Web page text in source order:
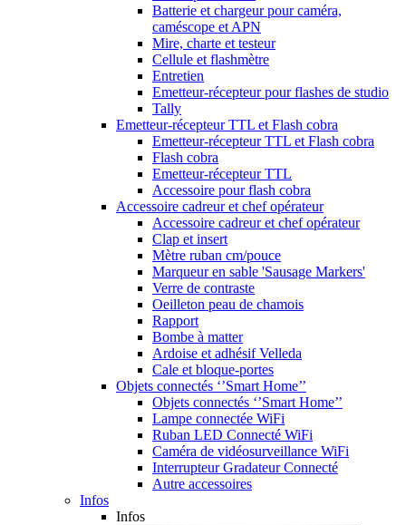
Batterie et chargeur pour caméra,
caméscope et APN
Mire, charte et testeur
Cellule et flashmètre
Entretien
Emetteur-récepteur pour flashes de studio
Tally
Emetteur-récepteur TTL et Flash cobra
Emetteur-récepteur TTL et Flash cobra
Flash cobra
Emetteur-récepteur TTL
Accessoire pour flash cobra
Accessoire cadreur et chef opérateur
Accessoire cadreur et chef opérateur
Clap et insert
Mètre ruban cm/pouce
Marqueur en sable 'Sausage Markers'
Verre de contraste
Oeilleton peau de chamois
Rapport
Bombe à matter
Ardoise et adhésif Velleda
Cale et bloque-portes
Objets connectés ‘’Smart Home’’
Objets connectés ‘’Smart Home’’
Lampe connectée WiFi
Ruban LED Connecté WiFi
Caméra de vidéosurveillance WiFi
Interrupteur Gradateur Connecté
Autre accessoires
Infos
Infos